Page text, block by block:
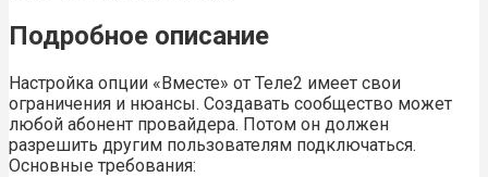
Подробное описание
Настройка опции «Вместе» от Теле2 имеет свои
ограничения и нюансы. Создавать сообщество может
любой абонент провайдера. Потом он должен
разрешить другим пользователям подключаться.
Основные требования: